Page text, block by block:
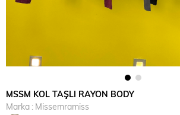
MSSM KOL TAŞLI RAYON BODY
Marka : Missemramiss